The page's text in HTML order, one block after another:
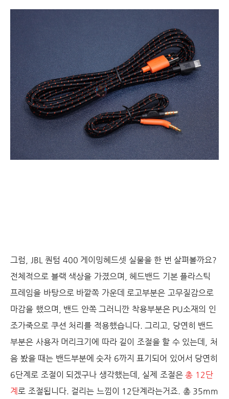
그럼, JBL 퀀텀 400 게이밍헤드셋 실물을 한 번 살펴볼까요?
전체적으로 블랙 색상을 가졌으며, 헤드밴드 기본 플라스틱
프레임을 바탕으로 바깥쪽 가운데 로고부분은 고무질감으로
마감을 했으며, 밴드 안쪽 그러니깐 착용부분은 PU소재의 인
조가죽으로 쿠션 처리를 적용했습니다. 그리고, 당연히 밴드
부분은 사용자 머리크기에 따라 길이 조절을 할 수 있는데, 처
음 봤을 때는 밴드부분에 숫자 6까지 표기되어 있어서 당연히
6단계로 조절이 되겠구나 생각했는데, 실제 조절은 총 12단
계 로 조절됩니다. 걸리는 느낌이 12단계 라는거죠. 총 35mm